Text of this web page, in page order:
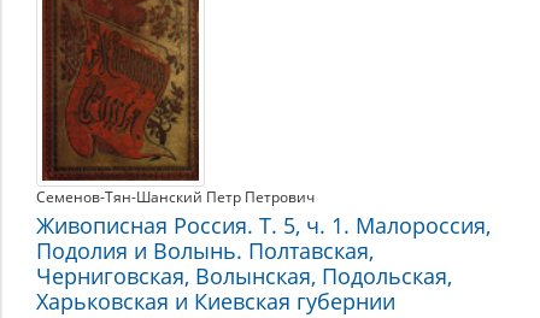
Семенов-Тян-Шанский Петр Петрович
Живописная Россия. Т. 5, ч. 1. Малороссия,
Подолия и Волынь. Полтавская,
Черниговская, Волынская, Подольская,
Харьковская и Киевская губернии